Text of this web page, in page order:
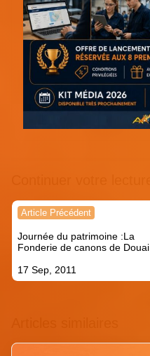
Navigation
l’article
Article Précédent
Journée du patrimoine :La
Fonderie de canons de Douai
17 Sep, 2011